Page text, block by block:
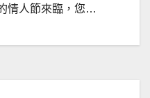
情人節來臨，您…